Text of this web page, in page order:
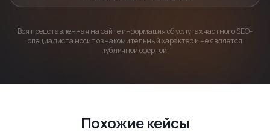
Вся представленная на сайте информация об услугах частного SEO-
специалиста носит ознакомительный характер и не является
публичной офертой.
Похожие кейсы